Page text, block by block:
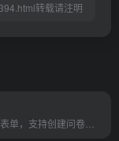
转载请注明